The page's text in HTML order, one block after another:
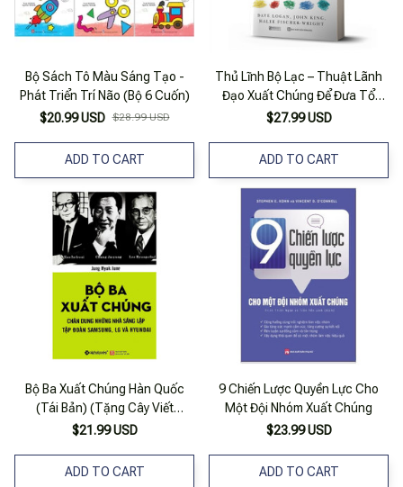
Bộ Sách Tô Màu Sáng Tạo -
Phát Triển Trí Não (Bộ 6 Cuốn)
$20.99 USD $28.99 USD
ADD TO CART
Thủ Lĩnh Bộ Lạc – Thuật Lãnh
Đạo Xuất Chúng Để Đưa Tổ
Chức Vươn Tới Một Tầm Cao
$27.99 USD
ADD TO CART
Bộ Ba Xuất Chúng Hàn Quốc
(Tái Bản) (Tặng Cây Viết
Galaxy)
$21.99 USD
ADD TO CART
9 Chiến Lược Quyền Lực Cho
Một Đội Nhóm Xuất Chúng
$23.99 USD
ADD TO CART